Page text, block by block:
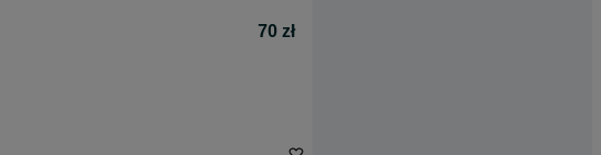
70 zł